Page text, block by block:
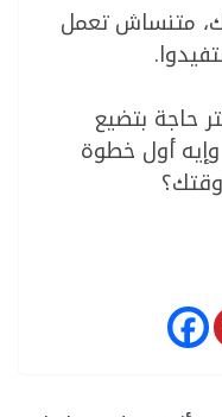
متنساش تعمل
حاجة بتضيع
أول خطوة